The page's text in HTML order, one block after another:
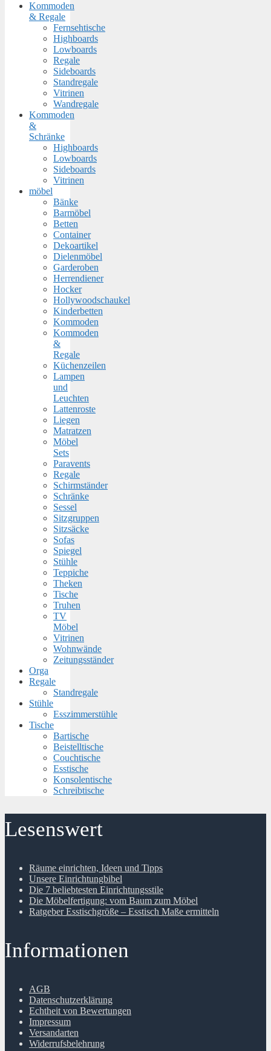
Kommoden
& Regale
Fernsehtische
Highboards
Lowboards
Regale
Sideboards
Standregale
Vitrinen
Wandregale
Kommoden
&
Schränke
Highboards
Lowboards
Sideboards
Vitrinen
möbel
Bänke
Barmöbel
Betten
Container
Dekoartikel
Dielenmöbel
Garderoben
Herrendiener
Hocker
Hollywoodschaukel
Kinderbetten
Kommoden
Kommoden
&
Regale
Küchenzeilen
Lampen
und
Leuchten
Lattenroste
Liegen
Matratzen
Möbel
Sets
Paravents
Regale
Schirmständer
Schränke
Sessel
Sitzgruppen
Sitzsäcke
Sofas
Spiegel
Stühle
Teppiche
Theken
Tische
Truhen
TV
Möbel
Vitrinen
Wohnwände
Zeitungsständer
Orga
Regale
Standregale
Stühle
Esszimmerstühle
Tische
Bartische
Beistelltische
Couchtische
Esstische
Konsolentische
Schreibtische
Lesenswert
Räume einrichten, Ideen und Tipps
Unsere Einrichtungbibel
Die 7 beliebtesten Einrichtungsstile
Die Möbelfertigung: vom Baum zum Möbel
Ratgeber Esstischgröße – Esstisch Maße ermitteln
Informationen
AGB
Datenschutzerklärung
Echtheit von Bewertungen
Impressum
Versandarten
Widerrufsbelehrung